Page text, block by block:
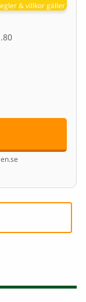
& villkor gäller